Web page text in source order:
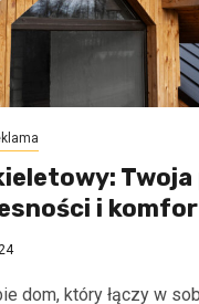
i
dom, który łączy w